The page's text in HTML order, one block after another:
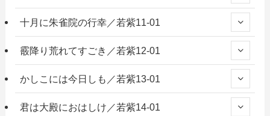
十月に朱雀院の行幸／若紫11-01
霰降り荒れてすごき／若紫12-01
かしこには今日しも／若紫13-01
君は大殿におはしけ／若紫14-01